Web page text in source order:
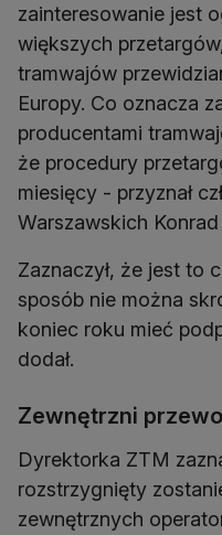
zainteresowanie jest
większych
tramwajów
Europy. Co oznacza
producentami
że procedury
miesięcy - przyznał
Warszawskich
Zaznaczył, że jest to
sposób nie można
koniec roku mieć
dodał.
Zewnętrzni
Dyrektorka ZTM
rozstrzygnięty
zewnętrznych